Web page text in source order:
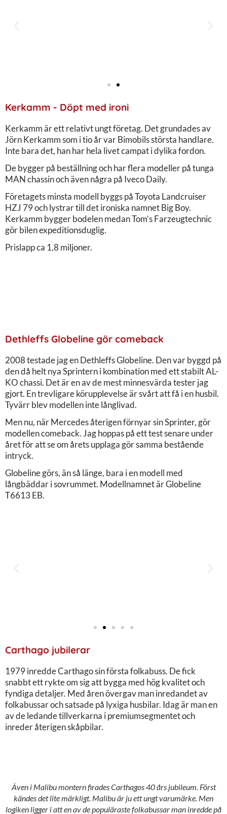
Kerkamm - Döpt med ironi
Kerkamm är ett relativt ungt företag. Det grundades av
Jörn Kerkamm som i tio år var Bimobils största handlare.
Inte bara det, han har hela livet campat i dylika fordon.
De bygger på beställning och har flera modeller på tunga
MAN chassin och även några på Iveco Daily.
Företagets minsta modell byggs på Toyota Landcruiser
HZJ 79 och lystrar till det ironiska namnet Big Boy.
Kerkamm bygger bodelen medan Tom’s Farzeugtechnic
gör bilen expeditionsduglig.
Prislapp ca 1,8 miljoner.
Dethleffs Globeline gör comeback
2008 testade jag en Dethleffs Globeline. Den var byggd på
den då helt nya Sprintern i kombination med ett stabilt AL-
KO chassi. Det är en av de mest minnesvärda tester jag
gjort. En trevligare körupplevelse är svårt att få i en husbil.
Tyvärr blev modellen inte långlivad.
Men nu, när Mercedes återigen förnyar sin Sprinter, gör
modellen comeback. Jag hoppas på ett test senare under
året för att se om årets upplaga gör samma bestående
intryck.
Globeline görs, än så länge, bara i en modell med
långbäddar i sovrummet. Modellnamnet är Globeline
T6613 EB.
Carthago jubilerar
1979 inredde Carthago sin första folkabuss. De fick
snabbt ett rykte om sig att bygga med hög kvalitet och
fyndiga detaljer. Med åren övergav man inredandet av
folkabussar och satsade på lyxiga husbilar. Idag är man en
av de ledande tillverkarna i premiumsegmentet och
inreder återigen skåpbilar.
Även i Malibu montern firades Carthagos 40 års jubileum. Först
kändes det lite märkligt. Malibu är ju ett ungt varumärke. Men
logiken ligger i att en av de populäraste folkabussar man inredde på